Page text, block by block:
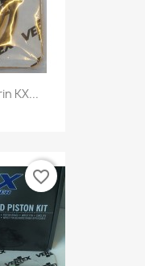
KX...
favorite_border